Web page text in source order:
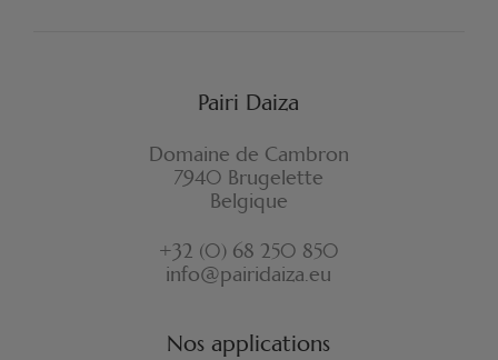
Pairi Daiza
Domaine de Cambron
7940 Brugelette
Belgique
+32 (0) 68 250 850
info@pairidaiza.eu
Nos applications